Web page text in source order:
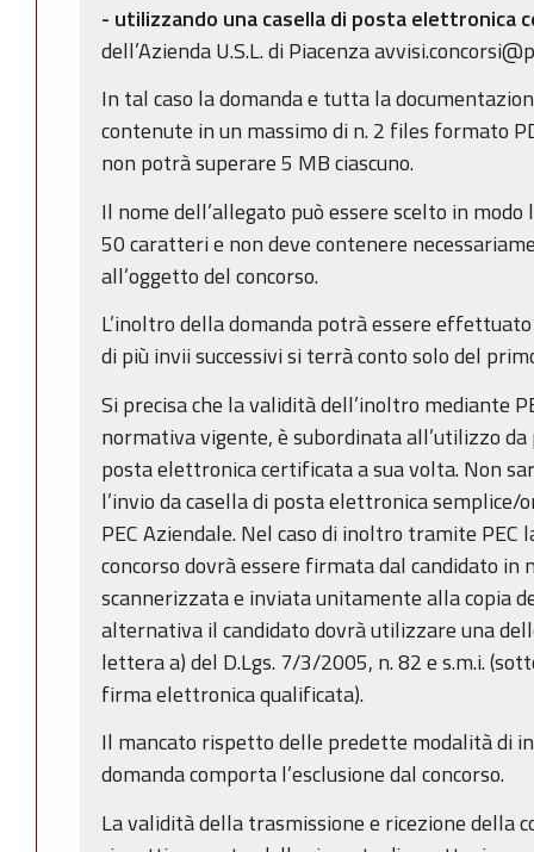
- utilizzando una casella di posta elettronica
dell’Azienda U.S.L. di Piacenza
In tal caso la domanda e tutta la
contenute in un massimo di n. 2 files formato
non potrà superare 5 MB ciascuno.
Il nome dell’allegato può essere scelto in
50 caratteri e non deve contenere
all’oggetto del concorso.
L’inoltro della domanda potrà essere
di più invii successivi si terrà conto solo del
Si precisa che la validità dell’inoltro mediante
normativa vigente, è subordinata all’utilizzo
posta elettronica certificata a sua volta. Non
l’invio da casella di posta elettronica
PEC Aziendale. Nel caso di inoltro tramite PEC
concorso dovrà essere firmata dal candidato in
scannerizzata e inviata unitamente alla copia
alternativa il candidato dovrà utilizzare una
lettera a) del D.Lgs. 7/3/2005, n. 82 e s.m.i.
firma elettronica qualificata).
Il mancato rispetto delle predette modalità di
domanda comporta l’esclusione dal concorso.
La validità della trasmissione e ricezione della